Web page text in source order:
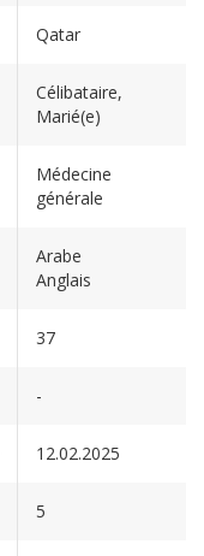
Qatar
Célibataire,
Marié(e)
Médecine
générale
Arabe
Anglais
37
-
12.02.2025
5